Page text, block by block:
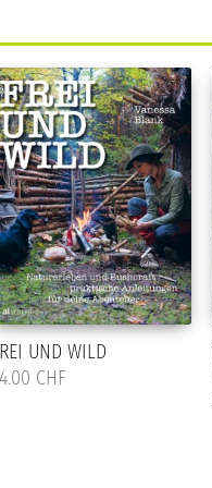
UND WILD
CHF